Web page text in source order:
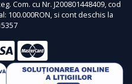
Com. cu Nr. J200801448409, cod
100.000RON, si cont deschis la